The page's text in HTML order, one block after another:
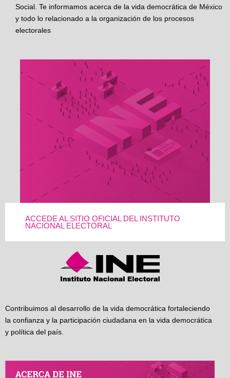
Social. Te informamos acerca de la vida democrática de México
y todo lo relacionado a la organización de los procesos
electorales
ACCEDE AL SITIO OFICIAL DEL INSTITUTO
NACIONAL ELECTORAL
Contribuimos al desarrollo de la vida democrática fortaleciendo
la confianza y la participación ciudadana en la vida democrática
y política del país.